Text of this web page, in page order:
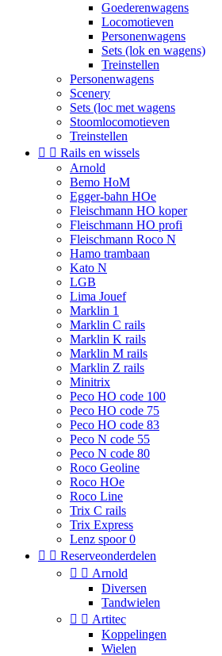
Goederenwagens
Locomotieven
Personenwagens
Sets (lok en wagens)
Treinstellen
Personenwagens
Scenery
Sets (loc met wagens
Stoomlocomotieven
Treinstellen
  Rails en wissels
Arnold
Bemo HoM
Egger-bahn HOe
Fleischmann HO koper
Fleischmann HO profi
Fleischmann Roco N
Hamo trambaan
Kato N
LGB
Lima Jouef
Marklin 1
Marklin C rails
Marklin K rails
Marklin M rails
Marklin Z rails
Minitrix
Peco HO code 100
Peco HO code 75
Peco HO code 83
Peco N code 55
Peco N code 80
Roco Geoline
Roco HOe
Roco Line
Trix C rails
Trix Express
Lenz spoor 0
  Reserveonderdelen
  Arnold
Diversen
Tandwielen
  Artitec
Koppelingen
Wielen